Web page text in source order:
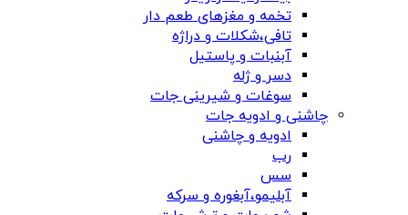
تخمه و مغزهای طعم دار
تافی،شکلات و دراژه
آبنبات و پاستیل
دسر و ژله
سوغات و شیرینی جات
چاشنی و ادویه جات
ادویه و چاشنی
رب
سس
آبلیمو،آبغوره و سرکه